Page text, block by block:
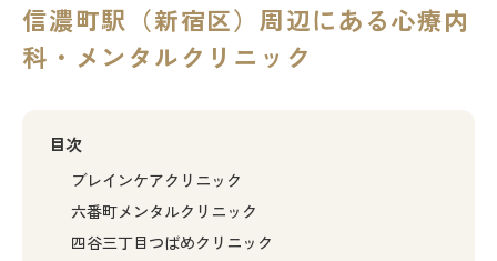
信濃町駅（新宿区）周辺にある心療内
科・メンタルクリニック
目次
ブレインケアクリニック
六番町メンタルクリニック
四谷三丁目つばめクリニック